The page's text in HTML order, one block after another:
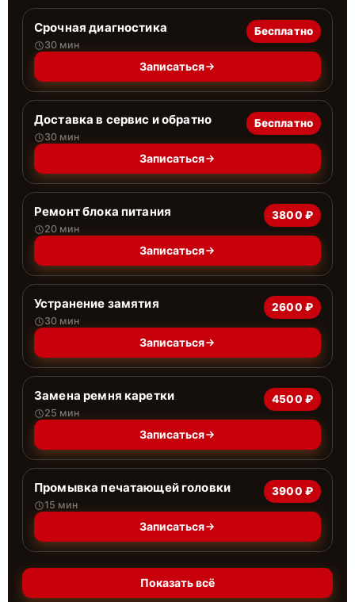
Срочная диагностика
30 мин
Бесплатно
Записаться
Доставка в сервис и обратно
30 мин
Бесплатно
Записаться
Ремонт блока питания
20 мин
3800 ₽
Записаться
Устранение замятия
30 мин
2600 ₽
Записаться
Замена ремня каретки
25 мин
4500 ₽
Записаться
Промывка печатающей головки
15 мин
3900 ₽
Записаться
Показать всё